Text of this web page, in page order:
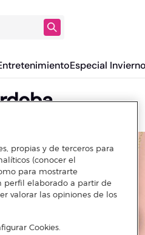
Especial Invierno
propias y de terceros para
(conocer el
para mostrarte
perfil elaborado a partir de
valorar las opiniones de los
Cookies.